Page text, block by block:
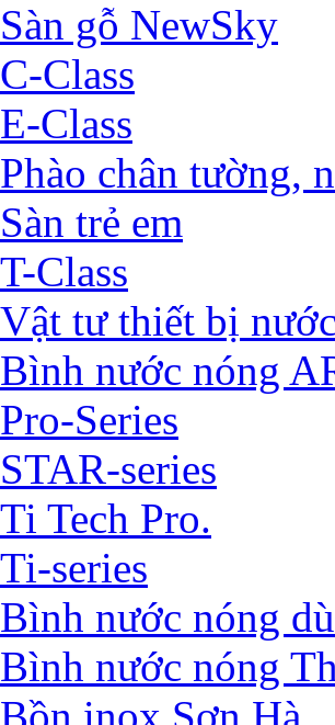
Sàn gỗ NewSky
C-Class
E-Class
Phào chân tường,
Sàn trẻ em
T-Class
Vật tư thiết bị nước
Bình nước nóng
Pro-Series
STAR-series
Ti Tech Pro.
Ti-series
Bình nước nóng
Bình nước nóng